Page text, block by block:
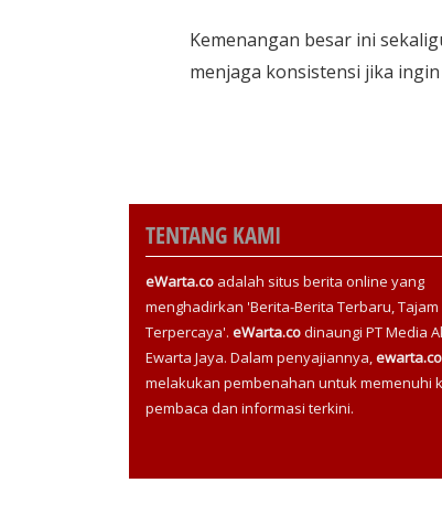
Kemenangan besar ini
menjaga konsistensi jika
TENTANG KAMI
eWarta.co adalah situs berita online yang
menghadirkan 'Berita-Berita Terbaru, Tajam
Terpercaya'. eWarta.codinaungi PT Media
Ewarta Jaya. Dalam penyajiannya,ewarta.co
melakukan pembenahan untuk memenuhi
pembaca dan informasi terkini.